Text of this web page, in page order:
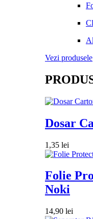
Vezi produsele
Dosar
1,35 lei
Folie
Noki
14,90 lei